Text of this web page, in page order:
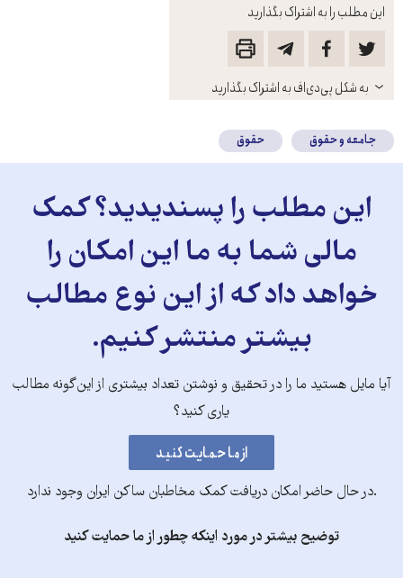
این مطلب را به اشتراک بگذارید
باز
کنید
به شکل پی‌دی‌اف به اشتراک بگذارید
جامعه و حقوق حقوق
این مطلب را پسندیدید؟ کمک
مالی شما به ما این امکان را
خواهد داد که از این نوع مطالب
بیشتر منتشر کنیم.
آیا مایل هستید ما را در تحقیق و نوشتن تعداد بیشتری از این‌گونه مطالب
یاری کنید؟
.در حال حاضر امکان دریافت کمک مخاطبان ساکن ایران وجود ندارد
توضیح بیشتر در مورد اینکه چطور از ما حمایت کنید